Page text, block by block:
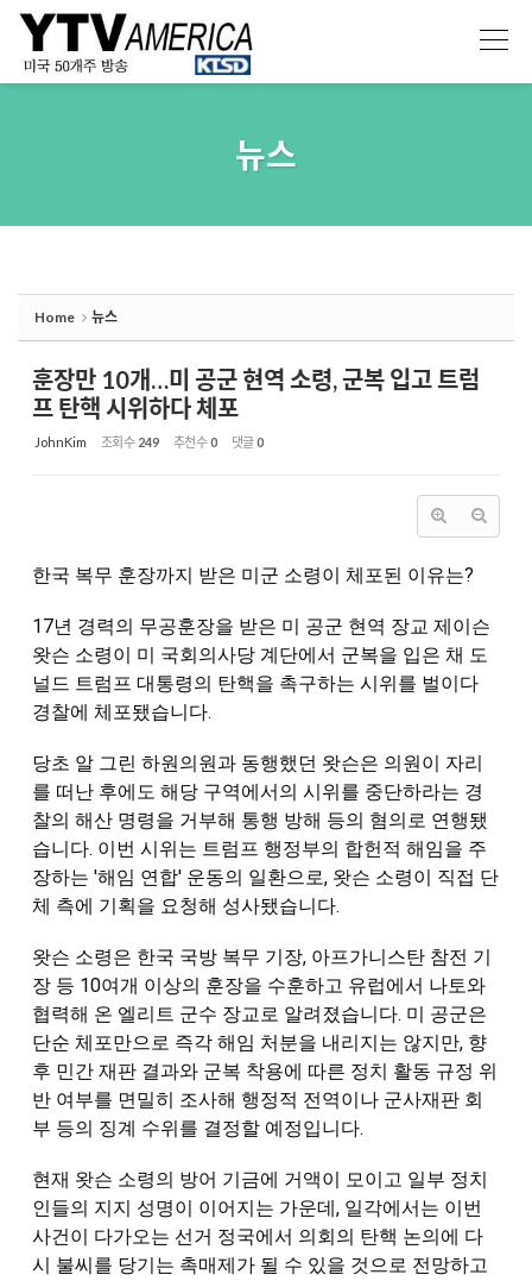
뉴스
Home 뉴스
훈장만 10개…미 공군 현역 소령, 군복 입고 트럼
프 탄핵 시위하다 체포
JohnKim 조회 수 249 추천 수0 댓글0
한국 복무 훈장까지 받은 미군 소령이 체포된 이유는?
17년 경력의 무공훈장을 받은 미 공군 현역 장교 제이슨
왓슨 소령이 미 국회의사당 계단에서 군복을 입은 채 도
널드 트럼프 대통령의 탄핵을 촉구하는 시위를 벌이다
경찰에 체포됐습니다.
당초 알 그린 하원의원과 동행했던 왓슨은 의원이 자리
를 떠난 후에도 해당 구역에서의 시위를 중단하라는 경
찰의 해산 명령을 거부해 통행 방해 등의 혐의로 연행됐
습니다. 이번 시위는 트럼프 행정부의 합헌적 해임을 주
장하는 '해임 연합' 운동의 일환으로, 왓슨 소령이 직접 단
체 측에 기획을 요청해 성사됐습니다.
왓슨 소령은 한국 국방 복무 기장, 아프가니스탄 참전 기
장 등 10여개 이상의 훈장을 수훈하고 유럽에서 나토와
협력해 온 엘리트 군수 장교로 알려졌습니다. 미 공군은
단순 체포만으로 즉각 해임 처분을 내리지는 않지만, 향
후 민간 재판 결과와 군복 착용에 따른 정치 활동 규정 위
반 여부를 면밀히 조사해 행정적 전역이나 군사재판 회
부 등의 징계 수위를 결정할 예정입니다.
현재 왓슨 소령의 방어 기금에 거액이 모이고 일부 정치
인들의 지지 성명이 이어지는 가운데, 일각에서는 이번
사건이 다가오는 선거 정국에서 의회의 탄핵 논의에 다
시 불씨를 당기는 촉매제가 될 수 있을 것으로 전망하고